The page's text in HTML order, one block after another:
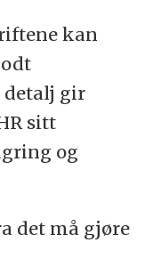
kan
detalj gir
sitt
og
det må gjøre